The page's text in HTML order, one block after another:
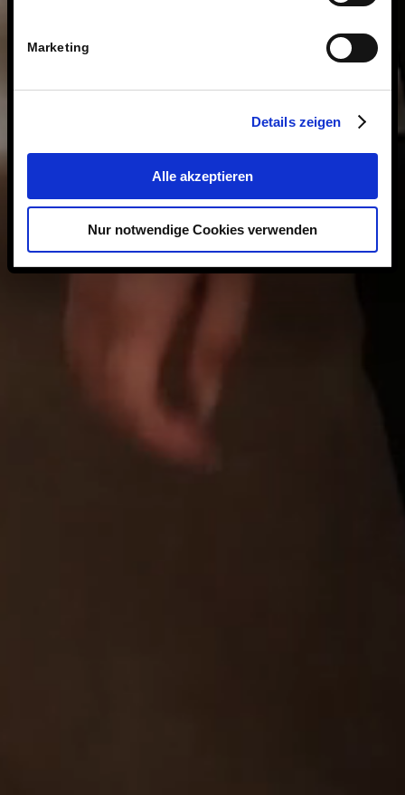
Marketing
Details zeigen
Alle akzeptieren
Nur notwendige Cookies verwenden